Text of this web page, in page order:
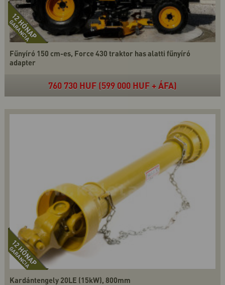
Fűnyíró 150 cm-es, Force 430 traktor has alatti fűnyíró
adapter
760 730 HUF (599 000 HUF + ÁFA)
Kardántengely 20LE (15kW), 800mm